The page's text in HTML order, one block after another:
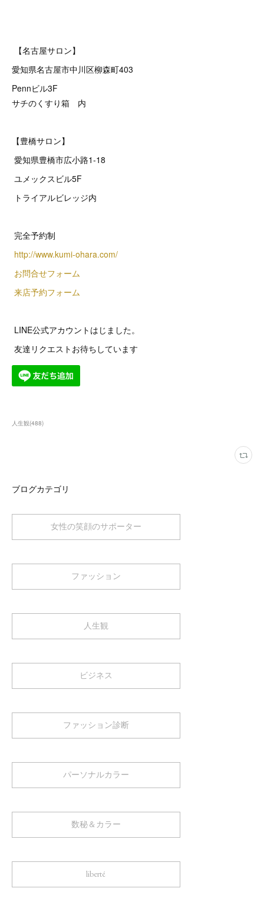
【名古屋サロン】
愛知県名古屋市中川区柳森町403
Pennビル3F
サチのくすり箱 内
【豊橋サロン】
愛知県豊橋市広小路1-18
ユメックスビル5F
トライアルビレッジ内
完全予約制
http://www.kumi-ohara.com/
お問合せフォーム
来店予約フォーム
LINE公式アカウントはじました。
友達リクエストお待ちしています
人生観(488)
ブログカテゴリ
女性の笑顔のサポーター
ファッション
人生観
ビジネス
ファッション診断
パーソナルカラー
数秘＆カラー
liberté